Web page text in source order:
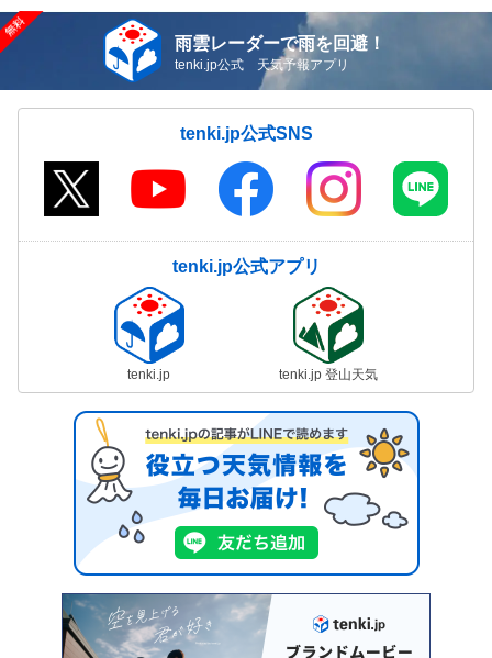
雨雲レーダーで雨を回避！
tenki.jp公式 天気予報アプリ
tenki.jp公式SNS
tenki.jp公式アプリ
tenki.jp tenki.jp 登山天気